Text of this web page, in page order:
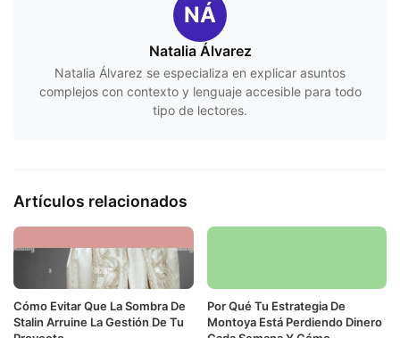
NÁ
Natalia Álvarez
Natalia Álvarez se especializa en explicar asuntos
complejos con contexto y lenguaje accesible para todo
tipo de lectores.
Artículos relacionados
Cómo Evitar Que La Sombra De
Stalin Arruine La Gestión De Tu
Por Qué Tu Estrategia De
Montoya Está Perdiendo Dinero